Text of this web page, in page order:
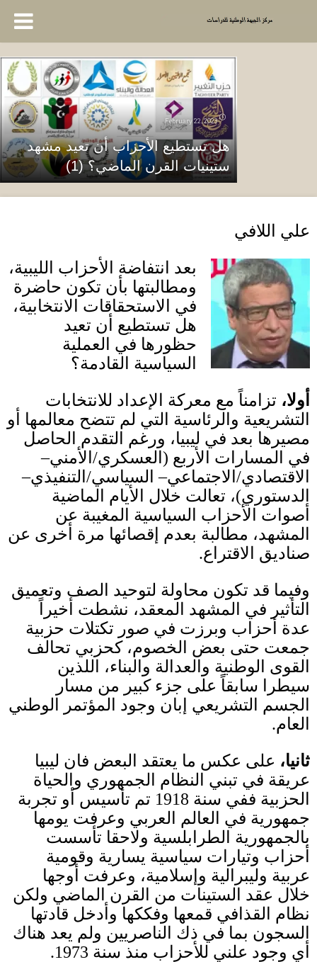
February 22, 2023
هل تستطيع الأحزاب أن تعيد مشهد
ستينيات القرن الماضي؟ (1)
علي اللافي
بعد انتفاضة الأحزاب الليبية،
ومطالبتها بأن تكون حاضرة
في الاستحقاقات الانتخابية،
هل تستطيع أن تعيد
حظورها في العملية
السياسية القادمة؟
أولا، تزامناً مع معركة الإعداد للانتخابات
التشريعية والرئاسية التي لم تتضح معالمها أو
مصيرها بعد في ليبيا، ورغم التقدم الحاصل
في المسارات الأربع ( العسكري/ الأمني–
الاقتصادي/ الاجتماعي– السياسي/ التنفيذي–
الدستوري)، تعالت خلال الأيام الماضية
أصوات الأحزاب السياسية المغيبة عن
المشهد، مطالبة بعدم إقصائها مرة أخرى عن
صناديق الاقتراع.
وفيما قد تكون محاولة لتوحيد الصف وتعميق
التأثير في المشهد المعقد، نشطت أخيراً
عدة أحزاب وبرزت في صور تكتلات حزبية
جمعت حتى بعض الخصوم، كحزبي تحالف
القوى الوطنية والعدالة والبناء، اللذين
سيطرا سابقاً على جزء كبير من مسار
الجسم التشريعي إبان وجود المؤتمر الوطني
العام.
ثانيا، على عكس ما يعتقد البعض فان ليبيا
عريقة في تبني النظام الجمهوري والحياة
الحزبية ففي سنة 1918 تم تأسيس أو تجربة
جمهورية في العالم العربي وعرفت يومها
بالجمهورية الطرابلسية ولاحقا تأسست
أحزاب وتيارات سياسية يسارية وقومية
عربية وليبرالية وإسلامية، وعرفت أوجها
خلال عقد الستينات من القرن الماضي ولكن
نظام القذافي قمعها وفككها و دخل قادتها
السجون بما في ذك الناصريين ولم يعد هناك
أي وجود علني للأحزاب منذ سنة 1973.